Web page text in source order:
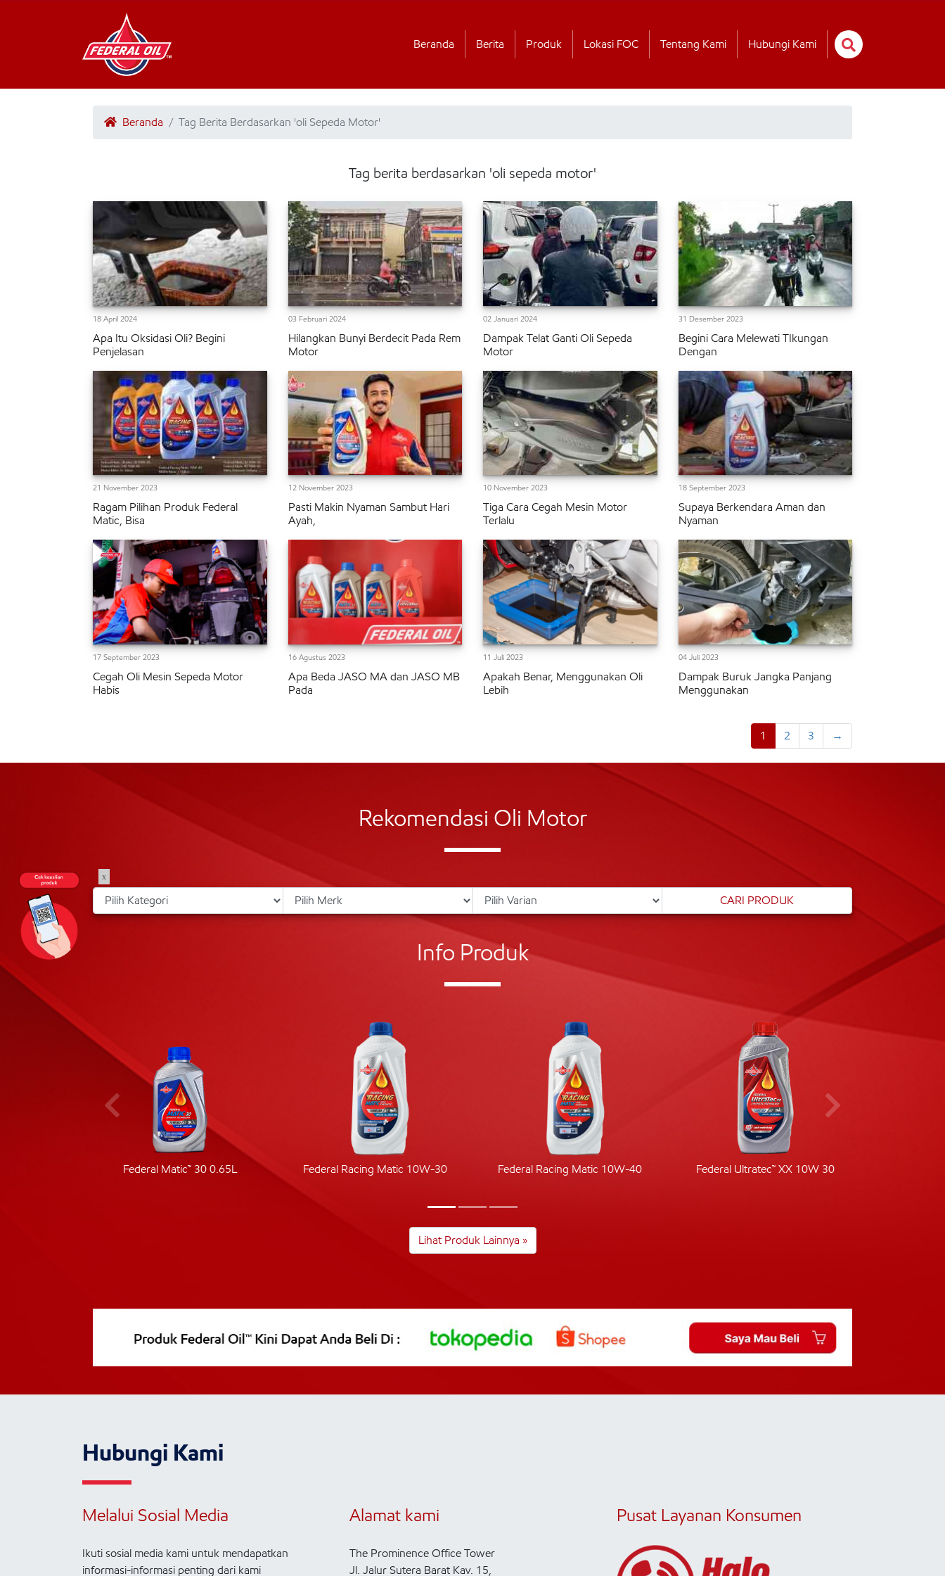
Beranda Berita Produk Lokasi FOC Tentang Kami Hubungi Kami
Beranda Tag Berita Berdasarkan 'oli Sepeda Motor'
Tag berita berdasarkan 'oli sepeda motor'
18 April 2024
Apa Itu Oksidasi Oli? Begini
Penjelasan
03 Februari 2024
Hilangkan Bunyi Berdecit Pada Rem
Motor
02 Januari 2024
Dampak Telat Ganti Oli Sepeda
Motor
31 Desember 2023
Begini Cara Melewati TIkungan
Dengan
21 November 2023
Ragam Pilihan Produk Federal
Matic, Bisa
12 November 2023
Pasti Makin Nyaman Sambut Hari
Ayah,
10 November 2023
Tiga Cara Cegah Mesin Motor
Terlalu
18 September 2023
Supaya Berkendara Aman dan
Nyaman
17 September 2023
Cegah Oli Mesin Sepeda Motor
Habis
16 Agustus 2023
Apa Beda JASO MA dan JASO MB
Pada
11 Juli 2023
Apakah Benar, Menggunakan Oli
Lebih
04 Juli 2023
Dampak Buruk Jangka Panjang
Menggunakan
1 2 3 →
Rekomendasi Oli Motor
Info Produk
Federal Matic™ 30 0.65L Federal Racing Matic 10W-30 Federal Racing Matic 10W-40 Federal Ultratec™ XX 10W 30
Lihat Produk Lainnya »
Hubungi Kami
Melalui Sosial Media
Ikuti sosial media kami untuk mendapatkan
informasi-informasi penting dari kami
Alamat kami
The Prominence Office Tower
Jl. Jalur Sutera Barat Kav. 15,
Pusat Layanan Konsumen
x